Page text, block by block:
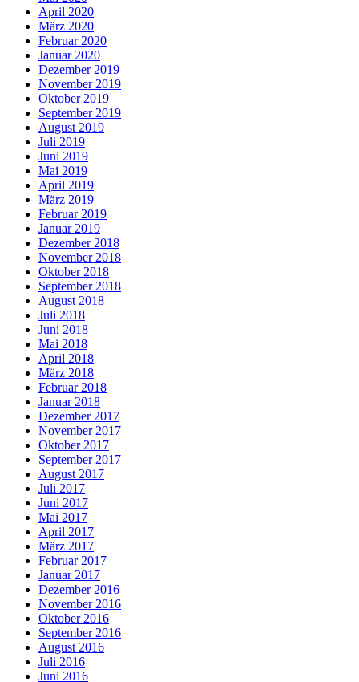
April 2020
März 2020
Februar 2020
Januar 2020
Dezember 2019
November 2019
Oktober 2019
September 2019
August 2019
Juli 2019
Juni 2019
Mai 2019
April 2019
März 2019
Februar 2019
Januar 2019
Dezember 2018
November 2018
Oktober 2018
September 2018
August 2018
Juli 2018
Juni 2018
Mai 2018
April 2018
März 2018
Februar 2018
Januar 2018
Dezember 2017
November 2017
Oktober 2017
September 2017
August 2017
Juli 2017
Juni 2017
Mai 2017
April 2017
März 2017
Februar 2017
Januar 2017
Dezember 2016
November 2016
Oktober 2016
September 2016
August 2016
Juli 2016
Juni 2016